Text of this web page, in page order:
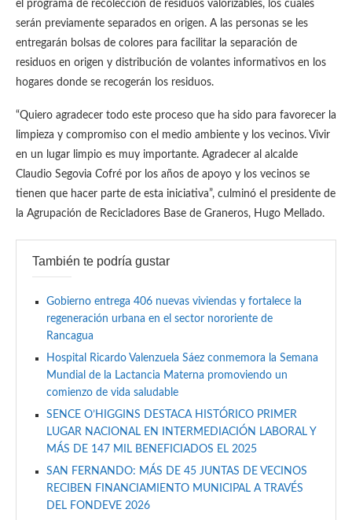
el programa de recolección de residuos valorizables, los cuales
serán previamente separados en origen. A las personas se les
entregarán bolsas de colores para facilitar la separación de
residuos en origen y distribución de volantes informativos en los
hogares donde se recogerán los residuos.
“Quiero agradecer todo este proceso que ha sido para favorecer la
limpieza y compromiso con el medio ambiente y los vecinos. Vivir
en un lugar limpio es muy importante. Agradecer al alcalde
Claudio Segovia Cofré por los años de apoyo y los vecinos se
tienen que hacer parte de esta iniciativa”, culminó el presidente de
la Agrupación de Recicladores Base de Graneros, Hugo Mellado.
También te podría gustar
Gobierno entrega 406 nuevas viviendas y fortalece la
regeneración urbana en el sector nororiente de
Rancagua
Hospital Ricardo Valenzuela Sáez conmemora la Semana
Mundial de la Lactancia Materna promoviendo un
comienzo de vida saludable
SENCE O’HIGGINS DESTACA HISTÓRICO PRIMER
LUGAR NACIONAL EN INTERMEDIACIÓN LABORAL Y
MÁS DE 147 MIL BENEFICIADOS EL 2025
SAN FERNANDO: MÁS DE 45 JUNTAS DE VECINOS
RECIBEN FINANCIAMIENTO MUNICIPAL A TRAVÉS
DEL FONDEVE 2026